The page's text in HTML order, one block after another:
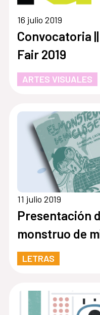
16 julio 2019
Convocatoria
Fair 2019
ARTES VISUALES
11 julio 2019
Presentación
monstruo de
LETRAS